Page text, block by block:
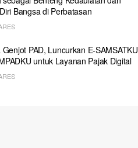
Bangsa di Perbatasan
Genjot PAD, Luncurkan E-SAMSATKU
untuk Layanan Pajak Digital